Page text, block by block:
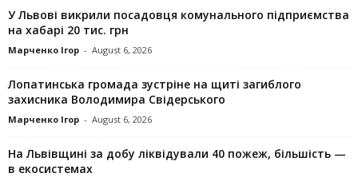
У Львові викрили посадовця комунального підприємства
на хабарі 20 тис. грн
Марченко Ігор - August 6, 2026
Лопатинська громада зустріне на щиті загиблого
захисника Володимира Свідерського
Марченко Ігор - August 6, 2026
На Львівщині за добу ліквідували 40 пожеж, більшість —
в екосистемах